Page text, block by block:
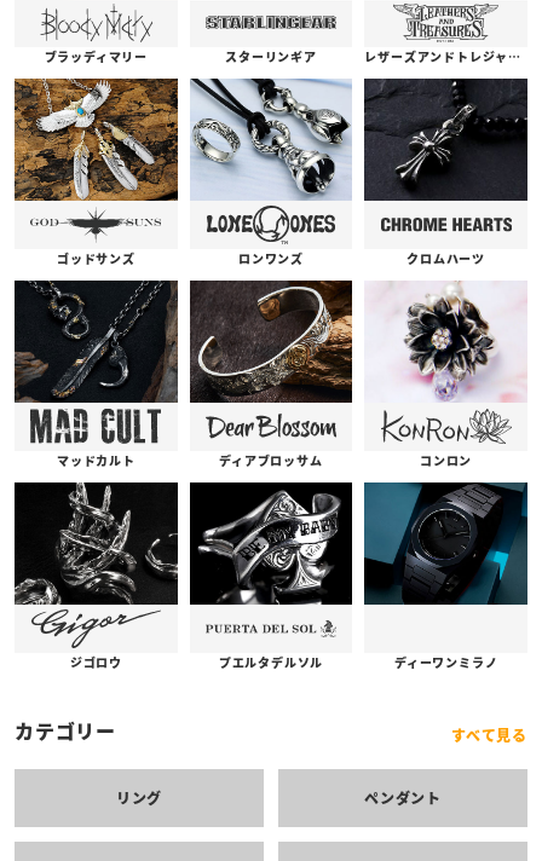
ブラッディマリー スターリンギア レザーズアンドトレジャーズ
ゴッドサンズ ロンワンズ クロムハーツ
マッドカルト ディアブロッサム コンロン
ジゴロウ プエルタデルソル ディーワンミラノ
カテゴリー すべて見る
リング ペンダント